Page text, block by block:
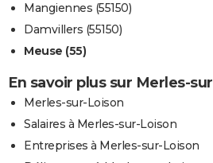
Mangiennes (55150)
Damvillers (55150)
Meuse (55)
En savoir plus sur Merles-
Merles-sur-Loison
Salaires à Merles-sur-Loison
Entreprises à Merles-sur-Loison